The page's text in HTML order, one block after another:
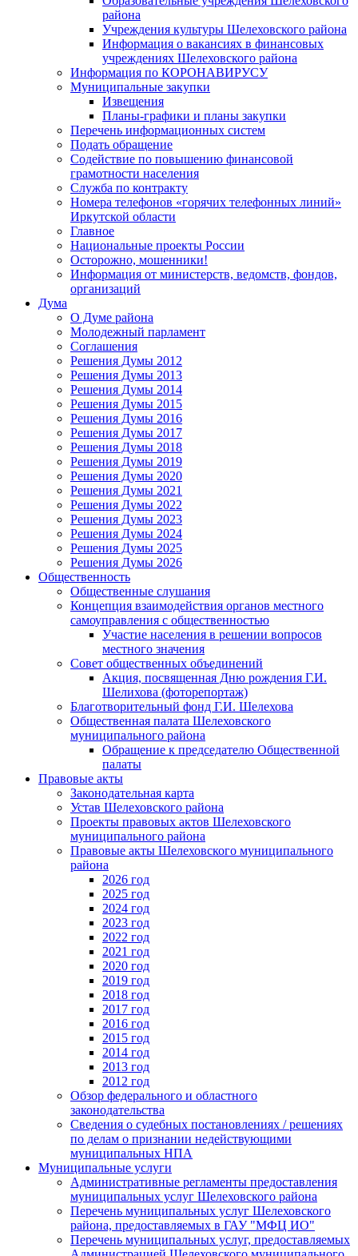
района
Учреждения культуры Шелеховского района
Информация о вакансиях в финансовых
учреждениях Шелеховского района
Информация по КОРОНАВИРУСУ
Муниципальные закупки
Извещения
Планы-графики и планы закупки
Перечень информационных систем
Подать обращение
Содействие по повышению финансовой
грамотности населения
Служба по контракту
Номера телефонов «горячих телефонных линий»
Иркутской области
Главное
Национальные проекты России
Осторожно, мошенники!
Информация от министерств, ведомств, фондов,
организаций
Дума
О Думе района
Молодежный парламент
Соглашения
Решения Думы 2012
Решения Думы 2013
Решения Думы 2014
Решения Думы 2015
Решения Думы 2016
Решения Думы 2017
Решения Думы 2018
Решения Думы 2019
Решения Думы 2020
Решения Думы 2021
Решения Думы 2022
Решения Думы 2023
Решения Думы 2024
Решения Думы 2025
Решения Думы 2026
Общественность
Общественные слушания
Концепция взаимодействия органов местного
самоуправления с общественностью
Участие населения в решении вопросов
местного значения
Совет общественных объединений
Акция, посвященная Дню рождения Г.И.
Шелихова (фоторепортаж)
Благотворительный фонд Г.И. Шелехова
Общественная палата Шелеховского
муниципального района
Обращение к председателю Общественной
палаты
Правовые акты
Законодательная карта
Устав Шелеховского района
Проекты правовых актов Шелеховского
муниципального района
Правовые акты Шелеховского муниципального
района
2026 год
2025 год
2024 год
2023 год
2022 год
2021 год
2020 год
2019 год
2018 год
2017 год
2016 год
2015 год
2014 год
2013 год
2012 год
Обзор федерального и областного
законодательства
Сведения о судебных постановлениях / решениях
по делам о признании недействующими
муниципальных НПА
Муниципальные услуги
Административные регламенты предоставления
муниципальных услуг Шелеховского района
Перечень муниципальных услуг Шелеховского
района, предоставляемых в ГАУ "МФЦ ИО"
Перечень муниципальных услуг, предоставляемых